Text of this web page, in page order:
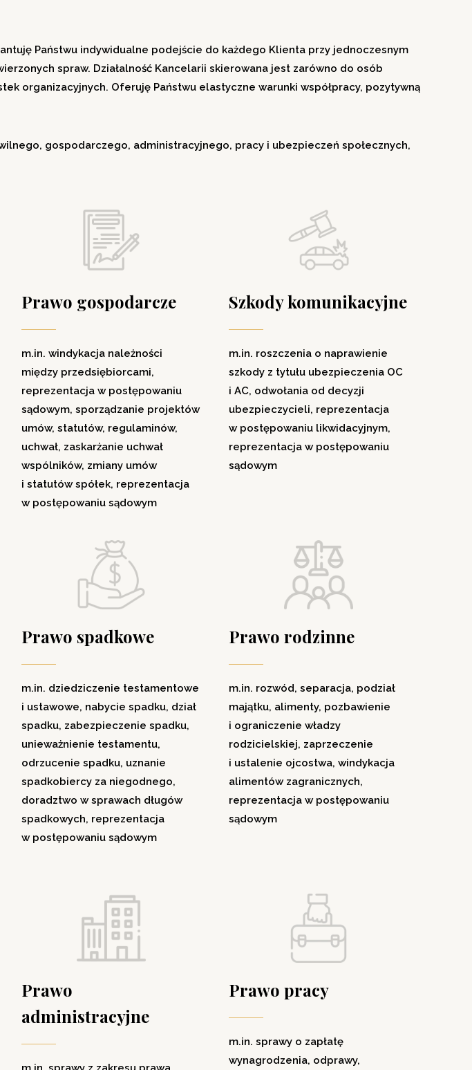
Państwu indywidualne podejście do każdego Klienta przy jednoczesnym
spraw. Działalność Kancelarii skierowana jest zarówno do osób
organizacyjnych. Oferuję Państwu elastyczne warunki współpracy, pozytywną
gospodarczego, administracyjnego, pracy i ubezpieczeń społecznych,
Prawo gospodarcze
m.in. windykacja należności
między przedsiębiorcami,
reprezentacja w postępowaniu
sądowym, sporządzanie projektów
umów, statutów, regulaminów,
uchwał, zaskarżanie uchwał
wspólników, zmiany umów
i statutów spółek, reprezentacja
w postępowaniu sądowym
Szkody komunikacyjne
m.in. roszczenia o naprawienie
szkody z tytułu ubezpieczenia OC
i AC, odwołania od decyzji
ubezpieczycieli, reprezentacja
w postępowaniu likwidacyjnym,
reprezentacja w postępowaniu
sądowym
Prawo spadkowe
m.in. dziedziczenie testamentowe
i ustawowe, nabycie spadku, dział
spadku, zabezpieczenie spadku,
unieważnienie testamentu,
odrzucenie spadku, uznanie
spadkobiercy za niegodnego,
doradztwo w sprawach długów
spadkowych, reprezentacja
w postępowaniu sądowym
Prawo rodzinne
m.in. rozwód, separacja, podział
majątku, alimenty, pozbawienie
i ograniczenie władzy
rodzicielskiej, zaprzeczenie
i ustalenie ojcostwa, windykacja
alimentów zagranicznych,
reprezentacja w postępowaniu
sądowym
Prawo
administracyjne
Prawo pracy
m.in. sprawy o zapłatę
wynagrodzenia, odprawy,